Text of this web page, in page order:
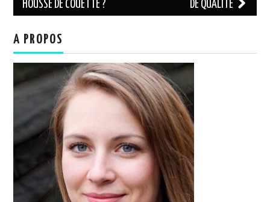
des
HOUSSE DE COUETTE ?
DE QUALITÉ
A PROPOS